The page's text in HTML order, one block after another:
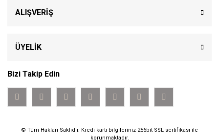
ALIŞVERİŞ
ÜYELİK
Bizi Takip Edin
© Tüm Hakları Saklıdır. Kredi kartı bilgileriniz 256bit SSL sertifikası ile
korunmaktadır.